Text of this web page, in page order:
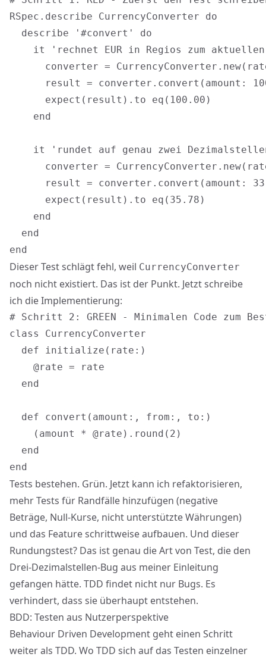
RSpec.describe CurrencyConverter do
  describe '#convert' do
it 'rechnet EUR in Regios zum
converter =
result = converter.convert(amount:
      expect(result).to eq(100.00)
    end
it 'rundet auf genau zwei
converter =
result = converter.convert(amount:
      expect(result).to eq(35.78)
    end
  end
Dieser Test schlägt fehl, weil CurrencyConverter
noch nicht existiert. Das ist der Punkt. Jetzt schreibe
ich die Implementierung:
# Schritt 2: GREEN - Minimalen Code zum
class CurrencyConverter
  def initialize(rate:)
    @rate = rate
  end
  def convert(amount:, from:, to:)
    (amount * @rate).round(2)
  end
Tests bestehen. Grün. Jetzt kann ich refaktorisieren,
mehr Tests für Randfälle hinzufügen (negative
Beträge, Null-Kurse, nicht unterstützte Währungen)
und das Feature schrittweise aufbauen. Und dieser
Rundungstest? Das ist genau die Art von Test, die den
Drei-Dezimalstellen-Bug aus meiner Einleitung
gefangen hätte. TDD findet nicht nur Bugs. Es
verhindert, dass sie überhaupt entstehen.
BDD: Testen aus Nutzerperspektive
Behaviour Driven Development geht einen Schritt
weiter als TDD. Wo TDD sich auf das Testen einzelner